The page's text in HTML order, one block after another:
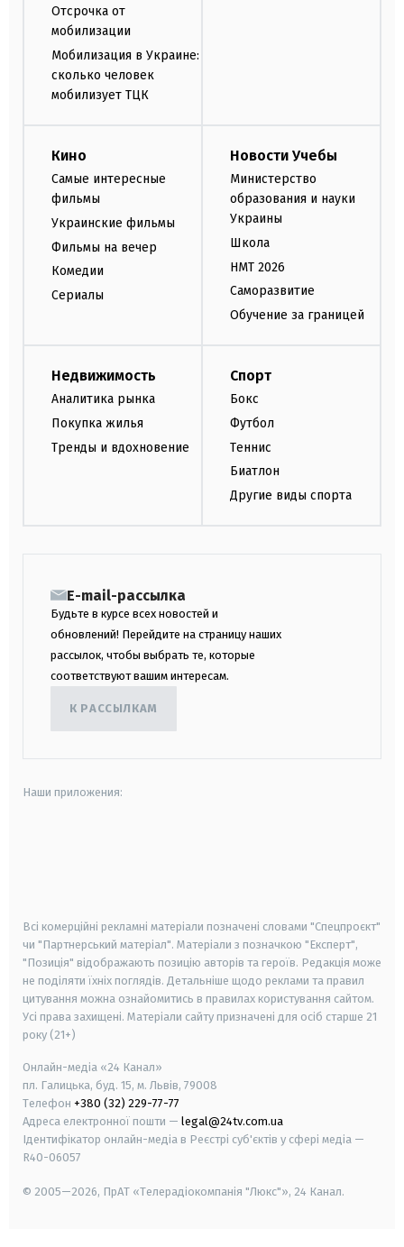
Отсрочка от
мобилизации
Мобилизация в Украине:
сколько человек
мобилизует ТЦК
Кино
Самые интересные
фильмы
Украинские фильмы
Фильмы на вечер
Комедии
Сериалы
Новости Учебы
Министерство
образования и науки
Украины
Школа
НМТ 2026
Саморазвитие
Обучение за границей
Недвижимость
Аналитика рынка
Покупка жилья
Тренды и вдохновение
Спорт
Бокс
Футбол
Теннис
Биатлон
Другие виды спорта
E-mail-рассылка
Будьте в курсе всех новостей и
обновлений! Перейдите на страницу наших
рассылок, чтобы выбрать те, которые
соответствуют вашим интересам.
К РАССЫЛКАМ
Наши приложения:
Всі комерційні рекламні матеріали позначені словами "Спецпроєкт"
чи "Партнерський матеріал". Матеріали з позначкою "Експерт",
"Позиція" відображають позицію авторів та героїв. Редакція може
не поділяти їхніх поглядів. Детальніше щодо реклами та правил
цитування можна ознайомитись в правилах користування сайтом.
Усі права захищені. Матеріали сайту призначені для осіб старше 21
року (21+)
Онлайн-медіа «24 Канал»
пл. Галицька, буд. 15, м. Львів, 79008
Телефон +380 (32) 229-77-77
Адреса електронної пошти — legal@24tv.com.ua
Ідентифікатор онлайн-медіа в Реєстрі суб'єктів у сфері медіа —
R40-06057
© 2005—2026, ПрАТ «Телерадіокомпанія "Люкс"», 24 Канал.